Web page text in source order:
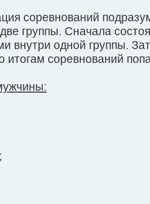
соревнований
группы. Сначала
внутри одной группы.
итогам соревнований